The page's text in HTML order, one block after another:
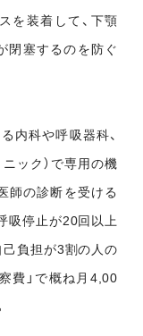
を装着して、下顎
閉塞するのを防ぐ
内科や呼吸器科、
ック）で専用の機
師の診断を受ける
吸停止が20回以上
己負担が3割の人の
費」で概ね月4,00